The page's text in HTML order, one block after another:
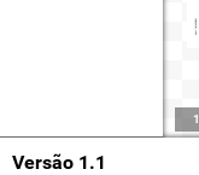
1
Versão 1.1